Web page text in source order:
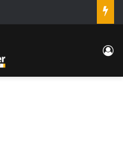
تسجيل الدخول